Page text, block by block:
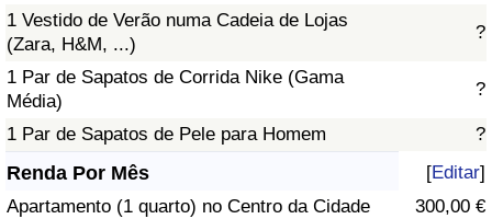
1 Vestido de Verão numa Cadeia de Lojas
(Zara, H&M, ...)
?
1 Par de Sapatos de Corrida Nike (Gama
Média)
?
1 Par de Sapatos de Pele para Homem ?
Renda Por Mês [Editar]
Apartamento (1 quarto) no Centro da Cidade
300,00 €